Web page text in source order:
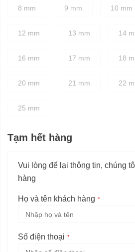
chuẩn kỹ thuật, đảm bảo cố định các
nhanh chóng mà không làm biến
8 mm 9 mm 10 mm
12 mm 13 mm 14
16 mm 17 mm 18
20 mm 21 mm 22
25 mm
Tạm hết hàng
Vui lòng để lại thông tin, chúng
hàng
Họ và tên khách hàng
Số điện thoại